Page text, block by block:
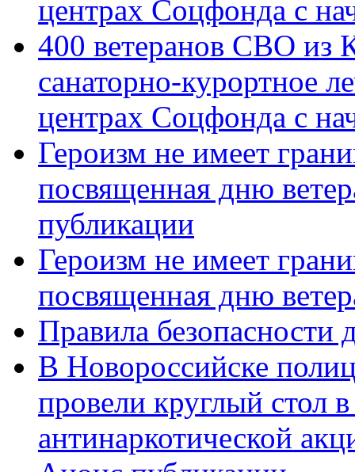
центрах Соцфонда с
400 ветеранов СВО из
санаторно-курортное
центрах Соцфонда с
Героизм не имеет
посвященная дню
публикации
Героизм не имеет
посвященная дню
Правила безопасности
В Новороссийске
провели круглый стол
антинаркотической